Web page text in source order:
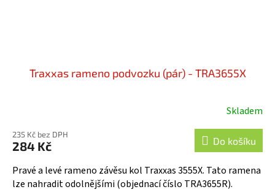
Traxxas rameno podvozku (pár) - TRA3655X
Skladem
235 Kč bez DPH
284 Kč Do košíku
Pravé a levé rameno závěsu kol Traxxas 3555X. Tato ramena
lze nahradit odolnějšími (objednací číslo TRA3655R).